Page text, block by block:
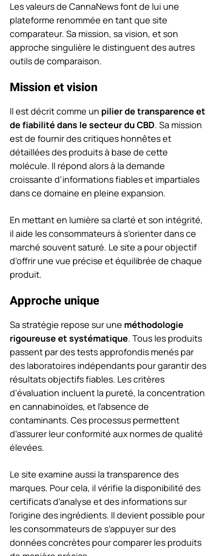
Les valeurs de CannaNews font de lui une
plateforme renommée en tant que site
comparateur. Sa mission, sa vision, et son
approche singulière le distinguent des autres
outils de comparaison.
Mission et vision
Il est décrit comme un pilier de transparence et
de fiabilité dans le secteur du CBD. Sa mission
est de fournir des critiques honnêtes et
détaillées des produits à base de cette
molécule. Il répond alors à la demande
croissante d’informations fiables et impartiales
dans ce domaine en pleine expansion.
En mettant en lumière sa clarté et son intégrité,
il aide les consommateurs à s’orienter dans ce
marché souvent saturé. Le site a pour objectif
d’offrir une vue précise et équilibrée de chaque
produit.
Approche unique
Sa stratégie repose sur une méthodologie
rigoureuse et systématique. Tous les produits
passent par des tests approfondis menés par
des laboratoires indépendants pour garantir des
résultats objectifs fiables. Les critères
d’évaluation incluent la pureté, la concentration
en cannabinoïdes, et l’absence de
contaminants. Ces processus permettent
d’assurer leur conformité aux normes de qualité
élevées.
Le site examine aussi la transparence des
marques. Pour cela, il vérifie la disponibilité des
certificats d’analyse et des informations sur
l’origine des ingrédients. Il devient possible pour
les consommateurs de s’appuyer sur des
données concrètes pour comparer les produits